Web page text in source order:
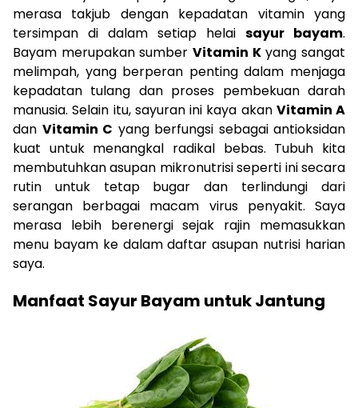
merasa takjub dengan kepadatan vitamin yang
tersimpan di dalam setiap helai sayur bayam.
Bayam merupakan sumber Vitamin Kyang sangat
melimpah, yang berperan penting dalam menjaga
kepadatan tulang dan proses pembekuan darah
manusia. Selain itu, sayuran ini kaya akan Vitamin A
dan Vitamin C yang berfungsi sebagai antioksidan
kuat untuk menangkal radikal bebas. Tubuh kita
membutuhkan asupan mikronutrisi seperti ini secara
rutin untuk tetap bugar dan terlindungi dari
serangan berbagai macam virus penyakit. Saya
merasa lebih berenergi sejak rajin memasukkan
menu bayam ke dalam daftar asupan nutrisi harian
saya.
Manfaat Sayur Bayam untuk Jantung